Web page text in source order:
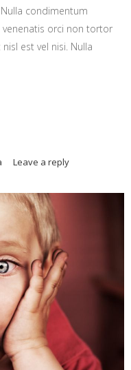
condimentum
orci non tortor
est vel nisi. Nulla
Leave a reply